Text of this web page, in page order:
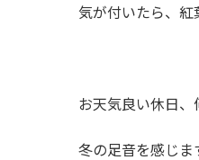
気が付いたら、紅
お天気良い休日
冬の足音を感じま